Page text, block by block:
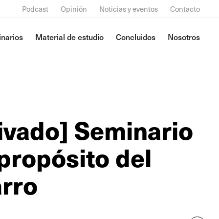
Podcast Opinión Noticias y eventos Contacto
Material de estudio Concluidos Nosotros
Seminario
del